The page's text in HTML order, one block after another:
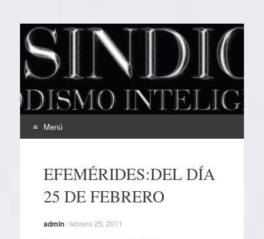
EL SINDICAL
Periodismo Inteligente
Menú
contenidoEFEMÉRIDES:DEL DÍA
25 DE FEBRERO
admin/febrero 25, 2011